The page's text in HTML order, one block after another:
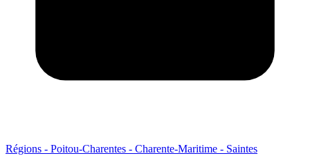
Régions - Poitou-Charentes - Charente-Maritime - Saintes